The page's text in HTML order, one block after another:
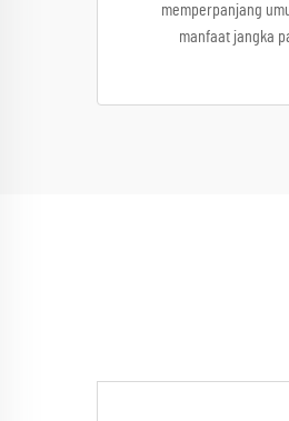
memperpanjang
manfaat jangka